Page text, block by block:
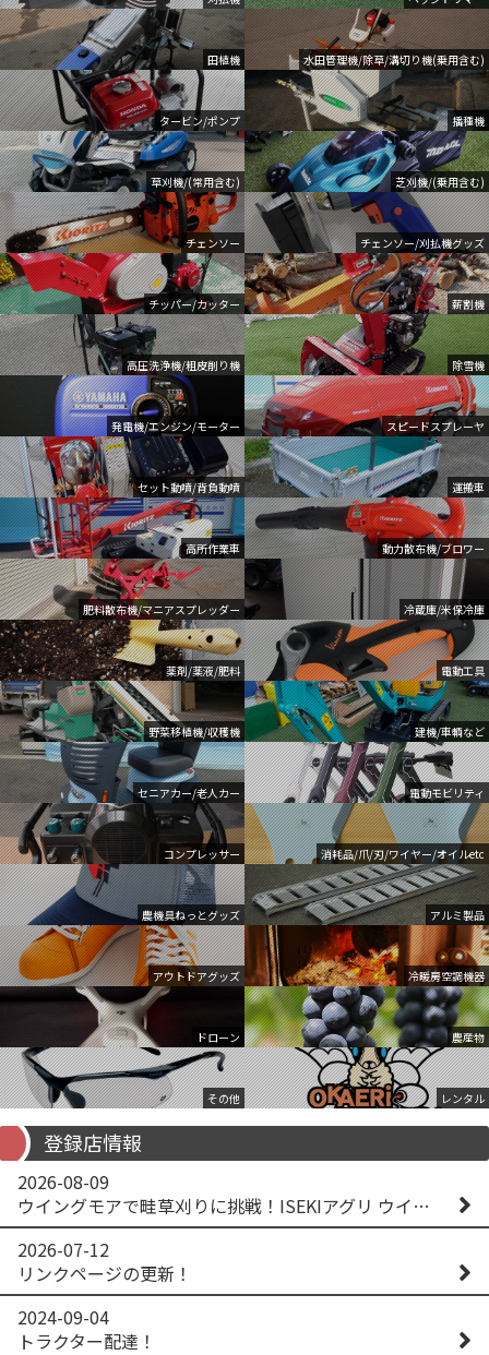
田植機 水田管理機/除草/溝切り機(乗用含む)
タービン/ポンプ 播種機
草刈機/(常用含む) 芝刈機/(乗用含む)
チェンソー チェンソー/刈払機グッズ
チッパー/カッター 薪割機
高圧洗浄機/粗皮削り機 除雪機
発電機/エンジン/モーター スピードスプレーヤ
セット動噴/背負動噴 運搬車
高所作業車 動力散布機/ブロワー
肥料散布機/マニアスプレッダー 冷蔵庫/米保冷庫
薬剤/薬液/肥料 電動工具
野菜移植機/収穫機 建機/車輌など
セニアカー/老人カー 電動モビリティ
コンプレッサー 消耗品/爪/刃/ワイヤー/オイルetc
農機具ねっとグッズ アルミ製品
アウトドアグッズ 冷暖房空調機器
ドローン 農産物
その他 レンタル
登録店情報
2026-08-09
ウイングモアで畦草刈りに挑戦！ISEKIアグリ ウイングモア WM746AF
2026-07-12
リンクページの更新！
2024-09-04
トラクター配達！